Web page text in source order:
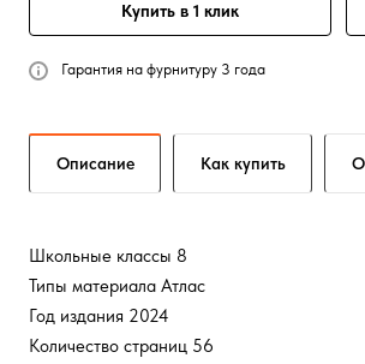
Купить в 1 клик
Гарантия на фурнитуру 3 года
Описание Как купить
Школьные классы 8
Типы материала Атлас
Год издания 2024
Количество страниц 56